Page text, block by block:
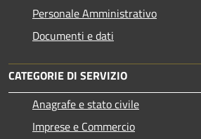
Personale Amministrativo
Documenti e dati
CATEGORIE DI SERVIZIO
Anagrafe e stato civile
Imprese e Commercio